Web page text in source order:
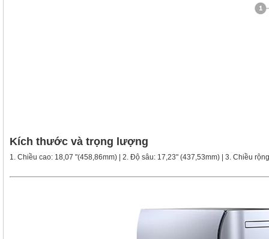
Kích thước và trọng lượng
1. Chiều cao: 18,07 "(458,86mm) | 2. Độ sâu: 17,23" (437,53mm) | 3. Chiều